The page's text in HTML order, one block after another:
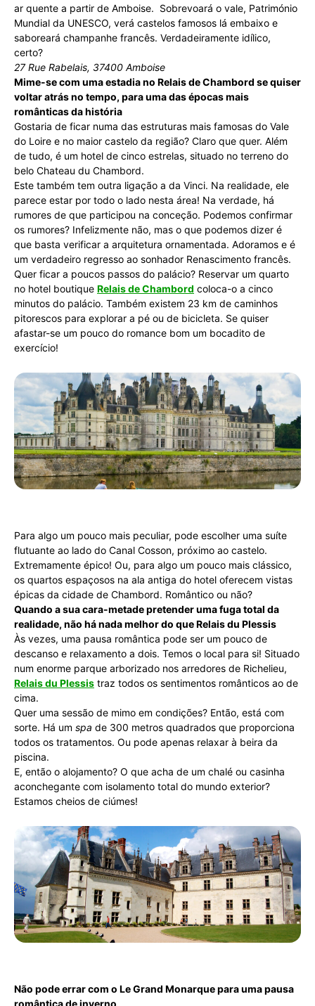
ar quente a partir de Amboise. Sobrevoará o vale, Património
Mundial da UNESCO, verá castelos famosos lá embaixo e
saboreará champanhe francês. Verdadeiramente idílico,
certo?
27 Rue Rabelais, 37400 Amboise
Mime-se com uma estadia no Relais de Chambord se quiser
voltar atrás no tempo, para uma das épocas mais
românticas da história
Gostaria de ficar numa das estruturas mais famosas do Vale
do Loire e no maior castelo da região? Claro que quer. Além
de tudo, é um hotel de cinco estrelas, situado no terreno do
belo Chateau du Chambord.
Este também tem outra ligação a da Vinci. Na realidade, ele
parece estar por todo o lado nesta área! Na verdade, há
rumores de que participou na conceção. Podemos confirmar
os rumores? Infelizmente não, mas o que podemos dizer é
que basta verificar a arquitetura ornamentada. Adoramos e é
um verdadeiro regresso ao sonhador Renascimento francês.
Quer ficar a poucos passos do palácio? Reservar um quarto
no hotel boutique Relais de Chambord coloca-o a cinco
minutos do palácio. Também existem 23 km de caminhos
pitorescos para explorar a pé ou de bicicleta. Se quiser
afastar-se um pouco do romance bom um bocadito de
exercício!
Para algo um pouco mais peculiar, pode escolher uma suíte
flutuante ao lado do Canal Cosson, próximo ao castelo.
Extremamente épico! Ou, para algo um pouco mais clássico,
os quartos espaçosos na ala antiga do hotel oferecem vistas
épicas da cidade de Chambord. Romântico ou não?
Quando a sua cara-metade pretender uma fuga total da
realidade, não há nada melhor do que Relais du Plessis
Às vezes, uma pausa romântica pode ser um pouco de
descanso e relaxamento a dois. Temos o local para si! Situado
num enorme parque arborizado nos arredores de Richelieu,
Relais du Plessis traz todos os sentimentos românticos ao de
cima.
Quer uma sessão de mimo em condições? Então, está com
sorte. Há um spa de 300 metros quadrados que proporciona
todos os tratamentos. Ou pode apenas relaxar à beira da
piscina.
E, então o alojamento? O que acha de um chalé ou casinha
aconchegante com isolamento total do mundo exterior?
Estamos cheios de ciúmes!
Não pode errar com o Le Grand Monarque para uma pausa
romântica de inverno